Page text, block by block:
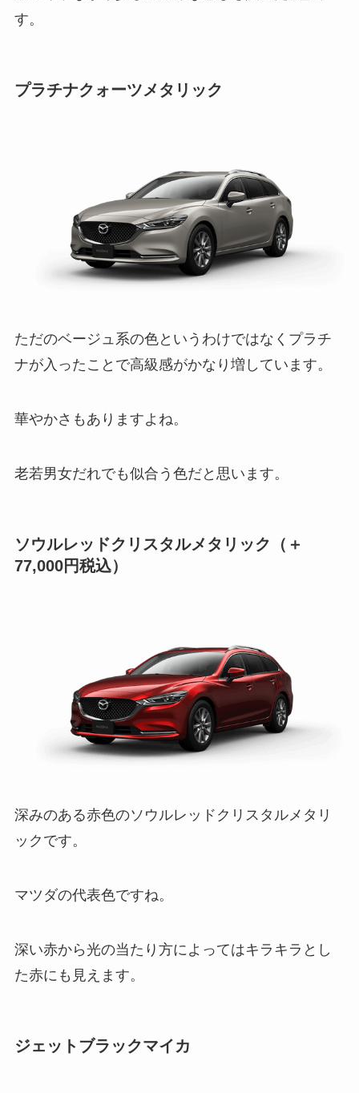
す。
プラチナクォーツメタリック
ただのベージュ系の色というわけではなくプラチ
ナが入ったことで高級感がかなり増しています。
華やかさもありますよね。
老若男女だれでも似合う色だと思います。
ソウルレッドクリスタルメタリック （＋
77,000円税込）
深みのある赤色のソウルレッドクリスタルメタリ
ックです。
マツダの代表色ですね。
深い赤から光の当たり方によってはキラキラとし
た赤にも見えます。
ジェットブラックマイカ